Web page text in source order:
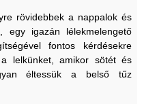
rövidebbek a nappalok és
igazán lélekmelengető
fontos kérdésekre
lelkünket, amikor sötét és
éltessük a belső tűz